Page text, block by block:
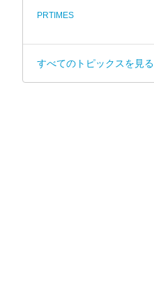
PRTIMES
すべてのトピックスを見る